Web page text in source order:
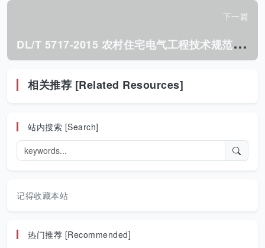
下一篇
D
L/T 5717-2015 农村住宅电气工程技术规范.pdf
相关推荐 [Related Resources]
站内搜索 [Search]
记得收藏本站
热门推荐 [Recommended]